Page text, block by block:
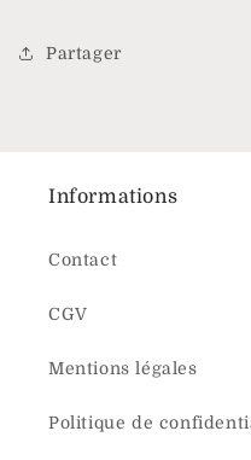
Partager
Informations
Contact
CGV
Mentions légales
Politique de